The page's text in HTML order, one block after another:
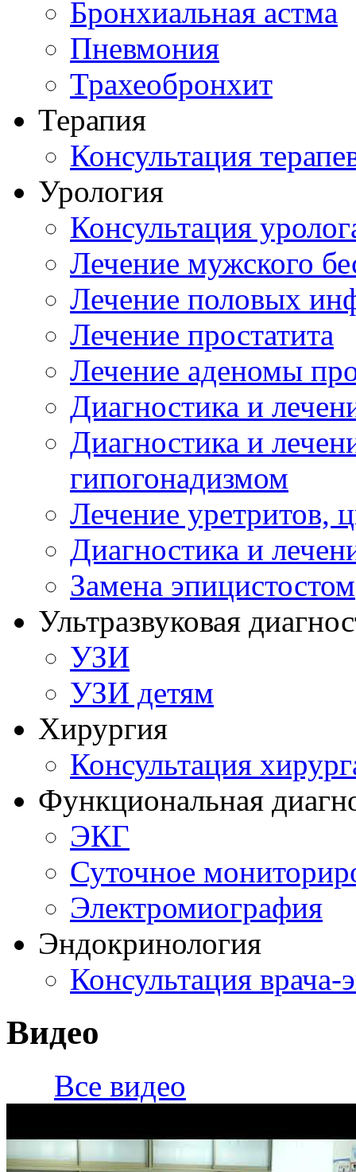
Бронхиальная астма
Пневмония
Трахеобронхит
Терапия
Консультация
Урология
Консультация
Лечение мужского
Лечение половых
Лечение простатита
Лечение аденомы
Диагностика и
Диагностика и
гипогонадизмом
Лечение уретритов,
Диагностика и
Замена эпицистостом
Ультразвуковая
УЗИ
УЗИ детям
Хирургия
Консультация
Функциональная
ЭКГ
Суточное
Электромиография
Эндокринология
Консультация врача-
Видео
Все видео